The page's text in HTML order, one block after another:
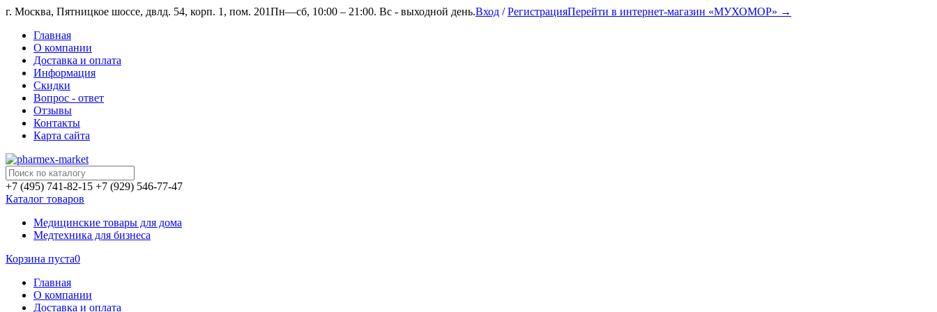
г. Москва, Пятницкое шоссе, двлд. 54, корп. 1, пом. 201Пн—сб, 10:00 – 21:00. Вс - выходной день.Вход /РегистрацияПерейти в интернет-магазин «МУХОМОР» →
Главная
О компании
Доставка и оплата
Информация
Скидки
Вопрос - ответ
Отзывы
Контакты
Карта сайта
+7 (495) 741-82-15 +7 (929) 546-77-47
Каталог товаров
Медицинские товары для дома
Медтехника для бизнеса
Корзина пуста0
Главная
О компании
Доставка и оплата